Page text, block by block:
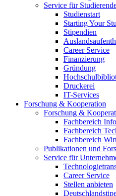
Service für
Studienstart
Starting Your
Stipendien
Career Service
Finanzierung
Gründung
Druckerei
IT-Services
Forschung & Kooperation
Forschung &
Fachbereich
Fachbereich
Fachbereich
Publikationen und
Service für
Career Service
Stellen anbieten